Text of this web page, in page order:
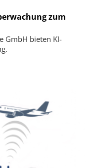
zum
GmbH bieten KI-